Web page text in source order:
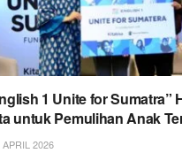
1 Unite for Sumatra”
untuk Pemulihan Anak
APRIL 2026